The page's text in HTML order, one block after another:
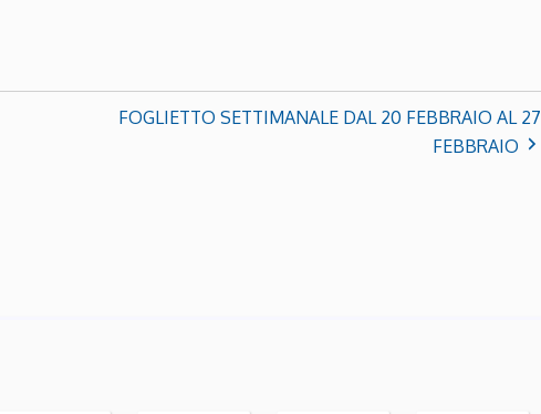
FOGLIETTO SETTIMANALE DAL 20 FEBBRAIO AL 27
FEBBRAIO